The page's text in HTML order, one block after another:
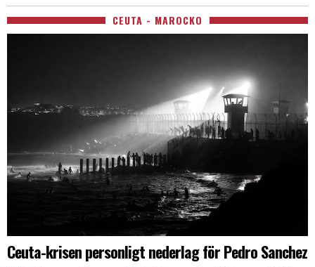
CEUTA - MAROCKO
Ceuta-krisen personligt nederlag för Pedro Sanchez